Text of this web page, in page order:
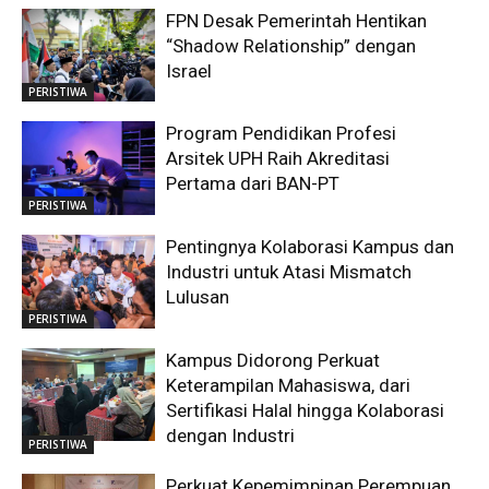
PERISTIWA
FPN Desak Pemerintah Hentikan
“Shadow Relationship” dengan
Israel
PERISTIWA
Program Pendidikan Profesi
Arsitek UPH Raih Akreditasi
Pertama dari BAN-PT
PERISTIWA
Pentingnya Kolaborasi Kampus dan
Industri untuk Atasi Mismatch
Lulusan
PERISTIWA
Kampus Didorong Perkuat
Keterampilan Mahasiswa, dari
Sertifikasi Halal hingga Kolaborasi
dengan Industri